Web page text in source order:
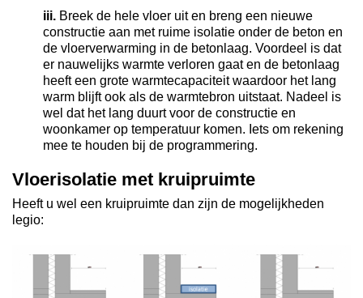
iii.Breek de hele vloer uit en breng een nieuwe
constructie aan met ruime isolatie onder de beton en
de vloerverwarming in de betonlaag. Voordeel is dat
er nauwelijks warmte verloren gaat en de betonlaag
heeft een grote warmtecapaciteit waardoor het lang
warm blijft ook als de warmtebron uitstaat. Nadeel is
wel dat het lang duurt voor de constructie en
woonkamer op temperatuur komen. Iets om rekening
mee te houden bij de programmering.
Vloerisolatie met kruipruimte
Heeft u wel een kruipruimte dan zijn de mogelijkheden
legio: